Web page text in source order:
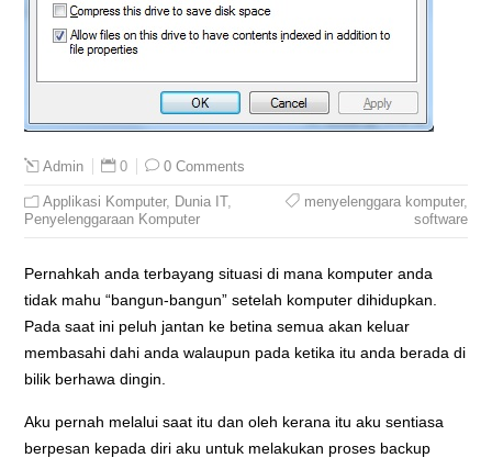
Admin 0 0 Comments
Applikasi Komputer, Dunia IT,
Penyelenggaraan Komputer
menyelenggara komputer,
software
Pernahkah anda terbayang situasi di mana komputer anda
tidak mahu “bangun-bangun” setelah komputer dihidupkan.
Pada saat ini peluh jantan ke betina semua akan keluar
membasahi dahi anda walaupun pada ketika itu anda berada di
bilik berhawa dingin.
Aku pernah melalui saat itu dan oleh kerana itu aku sentiasa
berpesan kepada diri aku untuk melakukan proses backup